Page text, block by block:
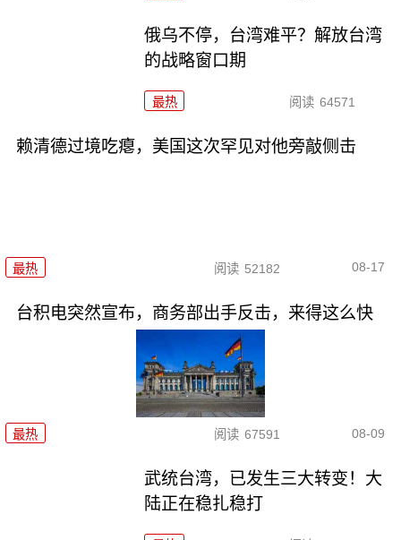
俄乌不停，台湾难平？解放台湾
的战略窗口期
最热 阅读 64571
赖清德过境吃瘪，美国这次罕见对他旁敲侧击
最热 阅读 52182 08-17
台积电突然宣布，商务部出手反击，来得这么快
最热 阅读 67591 08-09
武统台湾，已发生三大转变！大
陆正在稳扎稳打